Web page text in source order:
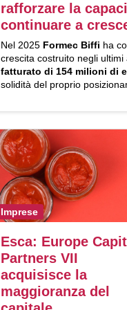
rafforzare la
continuare a
Nel 2025 Formec Biffi ha
crescita costruito negli
fatturato di 154 milioni di
solidità del proprio
Imprese
Esca: Europe
Partners VII
acquisisce la
maggioranza del